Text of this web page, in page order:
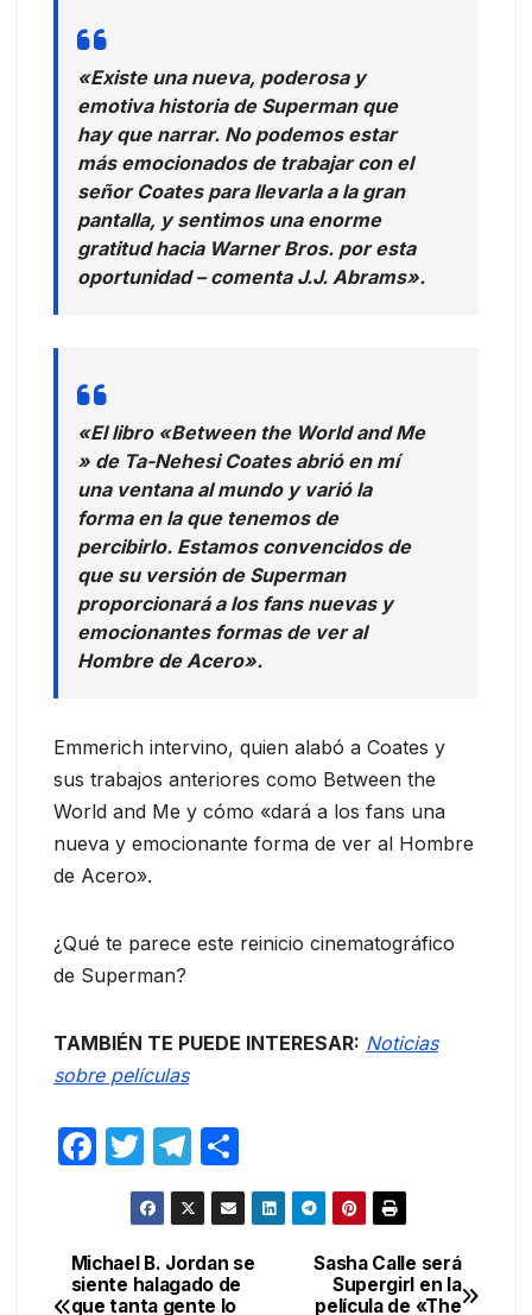
«Existe una nueva, poderosa y
emotiva historia de Superman que
hay que narrar. No podemos estar
más emocionados de trabajar con el
señor Coates para llevarla a la gran
pantalla, y sentimos una enorme
gratitud hacia Warner Bros. por esta
oportunidad – comenta J.J. Abrams».
«El libro «Between the World and Me
» de Ta-Nehesi Coates abrió en mí
una ventana al mundo y varió la
forma en la que tenemos de
percibirlo. Estamos convencidos de
que su versión de Superman
proporcionará a los fans nuevas y
emocionantes formas de ver al
Hombre de Acero».
Emmerich intervino, quien alabó a Coates y
sus trabajos anteriores como Between the
World and Me y cómo «dará a los fans una
nueva y emocionante forma de ver al Hombre
de Acero».
¿Qué te parece este reinicio cinematográfico
de Superman?
TAMBIÉN TE PUEDE INTERESAR: Noticias
sobre películas
F
e
b
T
w
itt
er
T
el
e
gr
a
o
m
p
ar
Navegación
Sasha Calle será
Supergirl en la
película de «The
Michael B. Jordan se
siente halagado de
que tanta gente lo